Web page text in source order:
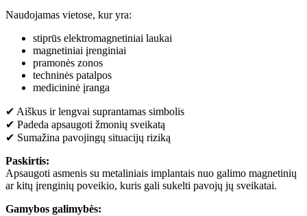
Naudojamas vietose, kur yra:
stiprūs elektromagnetiniai laukai
magnetiniai įrenginiai
pramonės zonos
techninės patalpos
medicininė įranga
✔ Aiškus ir lengvai suprantamas simbolis
✔ Padeda apsaugoti žmonių sveikatą
✔ Sumažina pavojingų situacijų riziką
Paskirtis:
Apsaugoti asmenis su metaliniais implantais nuo galimo magnetinių
ar kitų įrenginių poveikio, kuris gali sukelti pavojų jų sveikatai.
Gamybos galimybės: